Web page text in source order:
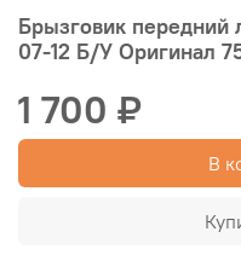
Брызговик передний
07-12 Б/У Оригинал
1 700 ₽
В